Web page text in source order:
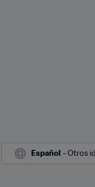
Español - Otros